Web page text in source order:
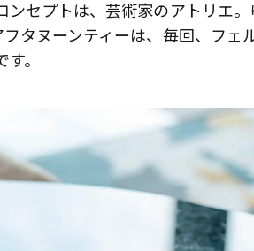
セプトは、芸術家のアトリエ。
タヌーンティーは、毎回、フェ
。